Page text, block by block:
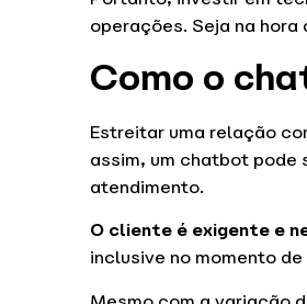
operações. Seja na
Como o
Estreitar uma relação
assim, um chatbot pode
atendimento.
O cliente é exigente e
inclusive no momento